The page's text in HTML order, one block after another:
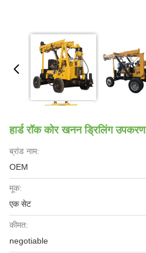
हार्ड रॉक कोर खनन ड्रिलिंग उपकरण
ब्रांड नाम:
OEM
मूक:
एक सेट
कीमत:
negotiable